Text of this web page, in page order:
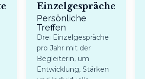
Einzelgespräche
Persönliche
Treffen
Drei Einzelgespräche
pro Jahr mit der
Begleiterin, um
Entwicklung, Stärken